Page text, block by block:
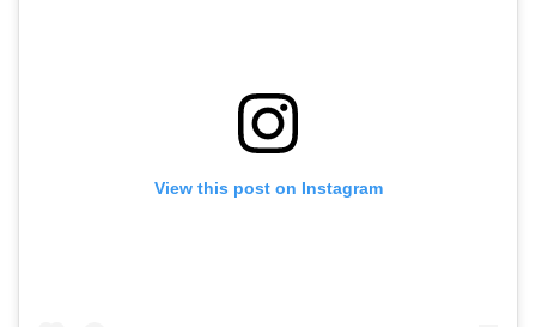
View this post on Instagram